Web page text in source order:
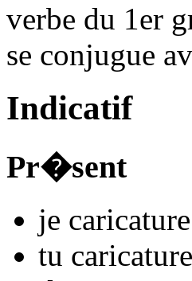
verbe du 1er
se conjugue
Indicatif
Pr�sent
je caricature
tu caricatur